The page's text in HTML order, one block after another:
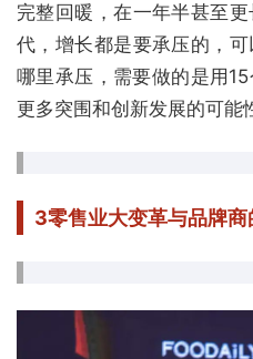
完整回暖，在一年半甚至
代，增长都是要承压的，
哪里承压，需要做的是用
更多突围和创新发展的可能
3零售业大变革与品牌商